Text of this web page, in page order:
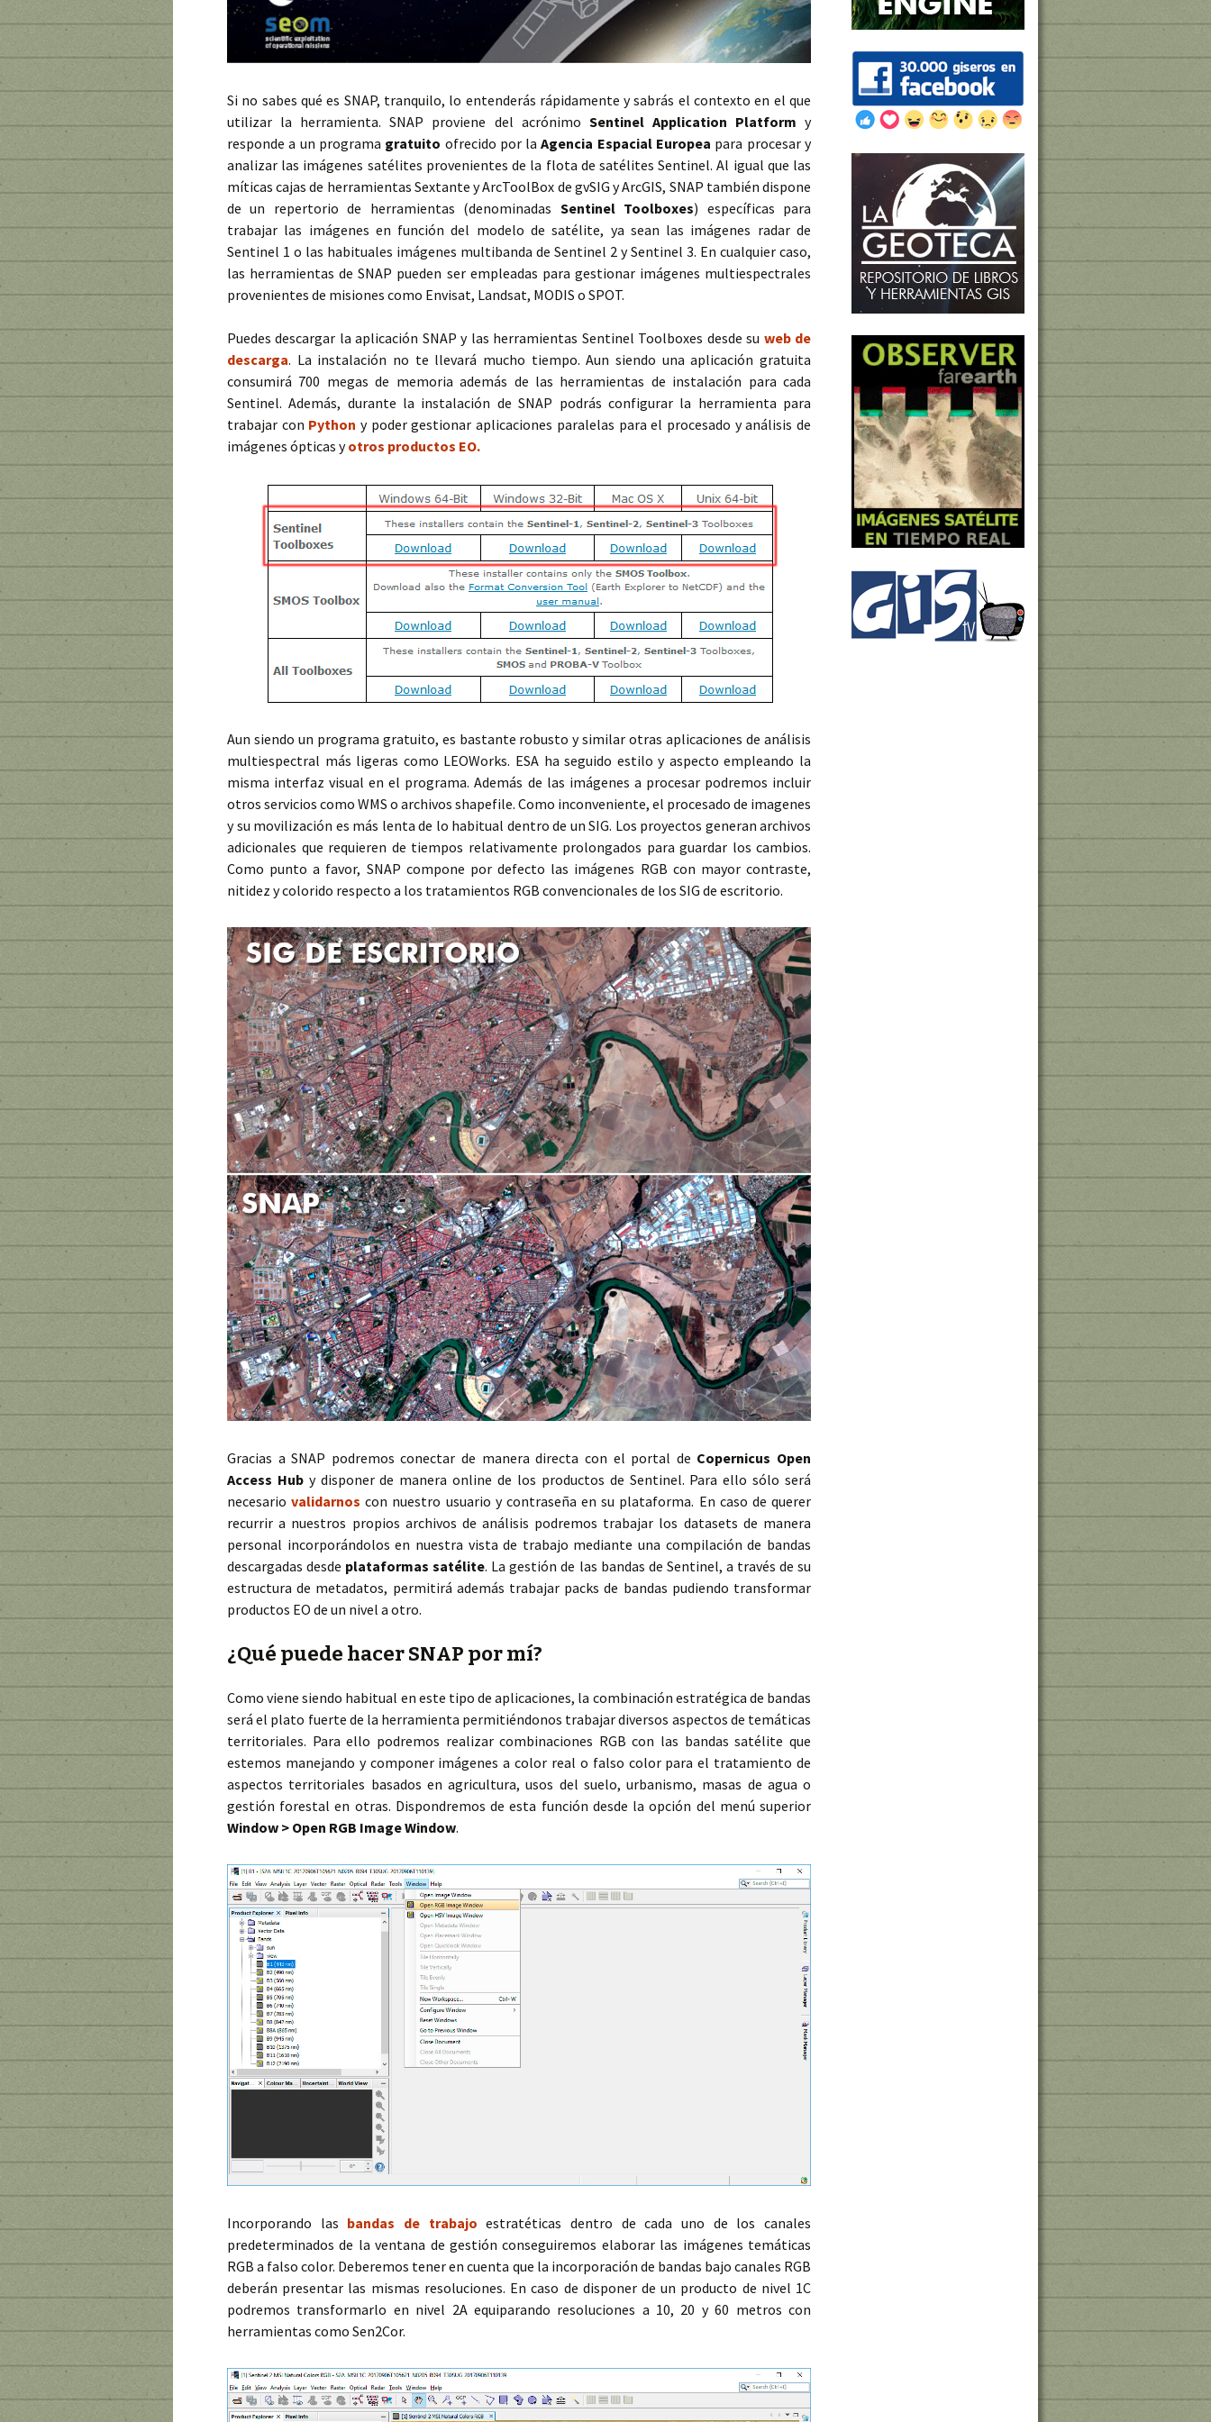
Si no sabes qué es SNAP, tranquilo, lo entenderás rápidamente y sabrás el contexto en el que
utilizar la herramienta. SNAP proviene del acrónimo Sentinel Application Platform y
responde a un programa gratuito ofrecido por laAgencia Espacial Europea para procesar y
analizar las imágenes satélites provenientes de la flota de satélites Sentinel. Al igual que las
míticas cajas de herramientas Sextante y ArcToolBox de gvSIG y ArcGIS, SNAP también dispone
de un repertorio de herramientas (denominadas Sentinel Toolboxes) específicas para
trabajar las imágenes en función del modelo de satélite, ya sean las imágenes radar de
Sentinel 1 o las habituales imágenes multibanda de Sentinel 2 y Sentinel 3. En cualquier caso,
las herramientas de SNAP pueden ser empleadas para gestionar imágenes multiespectrales
provenientes de misiones como Envisat, Landsat, MODIS o SPOT.
Puedes descargar la aplicación SNAP y las herramientas Sentinel Toolboxes desde su web de
descarga. La instalación no te llevará mucho tiempo. Aun siendo una aplicación gratuita
consumirá 700 megas de memoria además de las herramientas de instalación para cada
Sentinel. Además, durante la instalación de SNAP podrás configurar la herramienta para
trabajar con Python y poder gestionar aplicaciones paralelas para el procesado y análisis de
imágenes ópticas yotros productos EO.
Aun siendo un programa gratuito, es bastante robusto y similar otras aplicaciones de análisis
multiespectral más ligeras como LEOWorks. ESA ha seguido estilo y aspecto empleando la
misma interfaz visual en el programa. Además de las imágenes a procesar podremos incluir
otros servicios como WMS o archivos shapefile. Como inconveniente, el procesado de imagenes
y su movilización es más lenta de lo habitual dentro de un SIG. Los proyectos generan archivos
adicionales que requieren de tiempos relativamente prolongados para guardar los cambios.
Como punto a favor, SNAP compone por defecto las imágenes RGB con mayor contraste,
nitidez y colorido respecto a los tratamientos RGB convencionales de los SIG de escritorio.
Gracias a SNAP podremos conectar de manera directa con el portal de Copernicus Open
Access Huby disponer de manera online de los productos de Sentinel. Para ello sólo será
necesariovalidarnos con nuestro usuario y contraseña en su plataforma. En caso de querer
recurrir a nuestros propios archivos de análisis podremos trabajar los datasets de manera
personal incorporándolos en nuestra vista de trabajo mediante una compilación de bandas
descargadas desde plataformas satélite. La gestión de las bandas de Sentinel, a través de su
estructura de metadatos, permitirá además trabajar packs de bandas pudiendo transformar
productos EO de un nivel a otro.
¿Qué puede hacer SNAP por mí?
Como viene siendo habitual en este tipo de aplicaciones, la combinación estratégica de bandas
será el plato fuerte de la herramienta permitiéndonos trabajar diversos aspectos de temáticas
territoriales. Para ello podremos realizar combinaciones RGB con las bandas satélite que
estemos manejando y componer imágenes a color real o falso color para el tratamiento de
aspectos territoriales basados en agricultura, usos del suelo, urbanismo, masas de agua o
gestión forestal en otras. Dispondremos de esta función desde la opción del menú superior
Window > Open RGB Image Window.
Incorporando las bandas de trabajo estratéticas dentro de cada uno de los canales
predeterminados de la ventana de gestión conseguiremos elaborar las imágenes temáticas
RGB a falso color. Deberemos tener en cuenta que la incorporación de bandas bajo canales RGB
deberán presentar las mismas resoluciones. En caso de disponer de un producto de nivel 1C
podremos transformarlo en nivel 2A equiparando resoluciones a 10, 20 y 60 metros con
herramientas como Sen2Cor.